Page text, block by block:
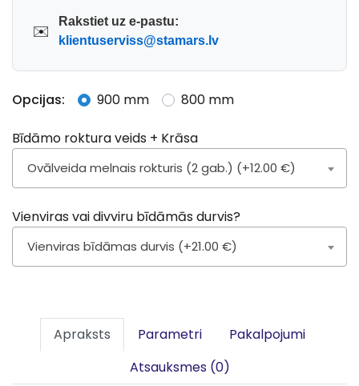
✉️
Rakstiet uz e-pastu:
klientuserviss@stamars.lv
Opcijas: 900 mm 800 mm
Bīdāmo roktura veids + Krāsa
Ovālveida melnais rokturis (2 gab.) (+12.00 €)
Vienviras vai divviru bīdāmās durvis?
Vienviras bīdāmas durvis (+21.00 €)
Apraksts Parametri
Pakalpojumi
Atsauksmes (0)